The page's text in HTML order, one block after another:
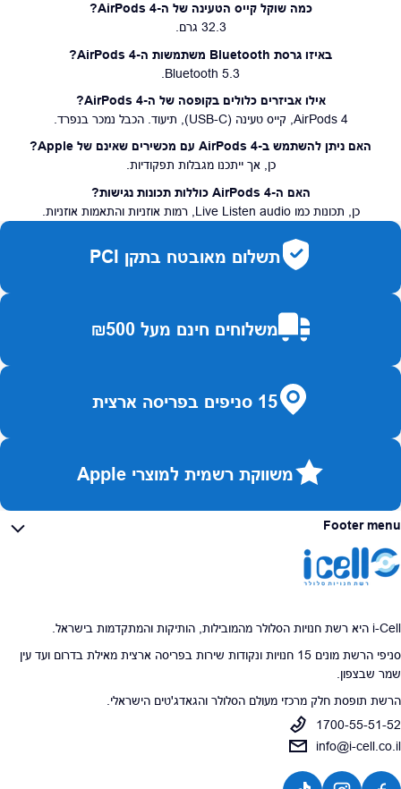
כמה שוקל קייס הטעינה של ה-AirPods 4?
32.3 גרם.
באיזו גרסת Bluetooth משתמשות ה-AirPods 4?
Bluetooth 5.3.
אילו אביזרים כלולים בקופסה של ה-AirPods 4?
AirPods 4, קייס טעינה (USB-C), תיעוד. הכבל נמכר בנפרד.
האם ניתן להשתמש ב-AirPods 4 עם מכשירים שאינם של Apple?
כן, אך ייתכנו מגבלות תפקודיות.
האם ה-AirPods 4 כוללות תכונות נגישות?
כן, תכונות כמו Live Listen audio, רמות אוזניות והתאמות אוזניות.
תשלום מאובטח בתקן PCI
משלוחים חינם מעל ₪500
15 סניפים בפריסה ארצית
משווקת רשמית למוצרי Apple
Footer menu
i-Cell היא רשת חנויות הסלולר מהמובילות, הותיקות והמתקדמות בישראל.
סניפי הרשת מונים 15 חנויות ונקודות שירות בפריסה ארצית מאילת בדרום ועד עין
שמר שבצפון.
הרשת תופסת חלק מרכזי מעולם הסלולר והגאדג'טים הישראלי.
1700-55-51-52
info@i-cell.co.il